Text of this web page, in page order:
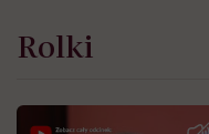
Rolki